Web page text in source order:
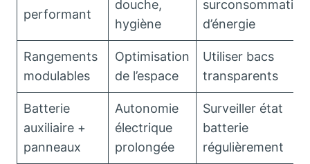
performant
douche,
hygiène
surconsommation
d’énergie
Rangements
modulables
Optimisation
de l’espace
Utiliser bacs
transparents
Batterie
auxiliaire +
panneaux
Autonomie
électrique
prolongée
Surveiller état
batterie
régulièrement